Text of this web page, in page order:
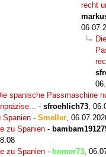
recht
spanische Passmaschine
- sfroehlich73,
Spanien - Smeller,
zu Spanien -
zu Spanien - homer73,